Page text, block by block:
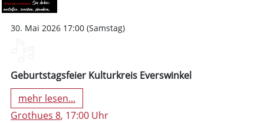
30. Mai 2026 17:00 (Samstag)
Geburtstagsfeier Kulturkreis Everswinkel
mehr lesen...
Grothues 8, 17:00 Uhr